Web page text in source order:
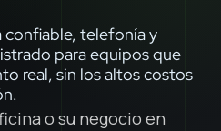
telefonía y
para equipos que
real, sin los altos costos
o su negocio en